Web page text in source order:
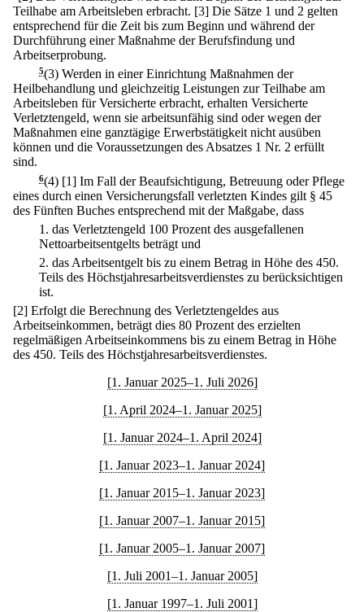
Teilhabe am Arbeitsleben erbracht. [3] Die Sätze 1 und 2 gelten
entsprechend für die Zeit bis zum Beginn und während der
Durchführung einer Maßnahme der Berufsfindung und
Arbeitserprobung.
5(3) Werden in einer Einrichtung Maßnahmen der
Heilbehandlung und gleichzeitig Leistungen zur Teilhabe am
Arbeitsleben für Versicherte erbracht, erhalten Versicherte
Verletztengeld, wenn sie arbeitsunfähig sind oder wegen der
Maßnahmen eine ganztägige Erwerbstätigkeit nicht ausüben
können und die Voraussetzungen des Absatzes 1 Nr. 2 erfüllt
sind.
6(4) [1] Im Fall der Beaufsichtigung, Betreuung oder Pflege
eines durch einen Versicherungsfall verletzten Kindes gilt § 45
des Fünften Buches entsprechend mit der Maßgabe, dass
1. das Verletztengeld 100 Prozent des ausgefallenen
Nettoarbeitsentgelts beträgt und
2. das Arbeitsentgelt bis zu einem Betrag in Höhe des 450.
Teils des Höchstjahresarbeitsverdienstes zu berücksichtigen
ist.
[2] Erfolgt die Berechnung des Verletztengeldes aus
Arbeitseinkommen, beträgt dies 80 Prozent des erzielten
regelmäßigen Arbeitseinkommens bis zu einem Betrag in Höhe
des 450. Teils des Höchstjahresarbeitsverdienstes.
[1. Januar 2025–1. Juli 2026]
[1. April 2024–1. Januar 2025]
[1. Januar 2024–1. April 2024]
[1. Januar 2023–1. Januar 2024]
[1. Januar 2015–1. Januar 2023]
[1. Januar 2007–1. Januar 2015]
[1. Januar 2005–1. Januar 2007]
[1. Juli 2001–1. Januar 2005]
[1. Januar 1997–1. Juli 2001]